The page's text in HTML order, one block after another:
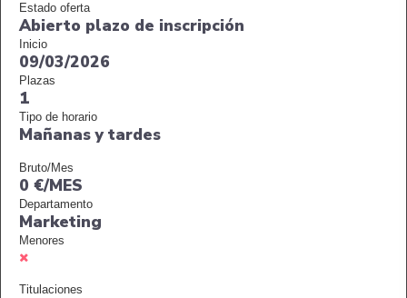
Estado oferta
Abierto plazo de inscripción
Inicio
09/03/2026
Plazas
1
Tipo de horario
Mañanas y tardes
Bruto/Mes
0 €/MES
Departamento
Marketing
Menores
Titulaciones